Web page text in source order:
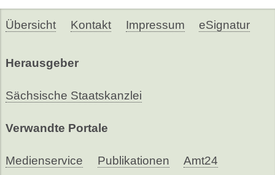
Übersicht Kontakt Impressum eSignatur
Herausgeber
Sächsische Staatskanzlei
Verwandte Portale
Medienservice Publikationen Amt24